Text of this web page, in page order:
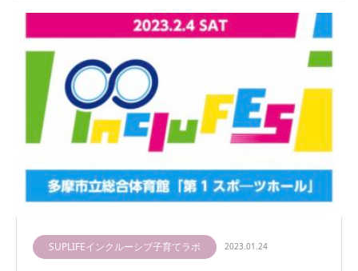
SUPLIFEインクルーシブ子育てラボ 2023.01.24